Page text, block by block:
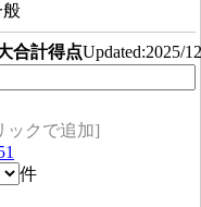
般
合計得点Updated:2025/
ックで追加]
件